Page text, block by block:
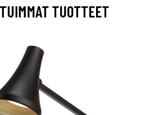
TUOTTEET